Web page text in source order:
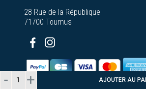
AJOUTER AU
28 Rue de la République
71700 Tournus